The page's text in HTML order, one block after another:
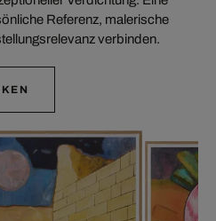
Referenz, malerische
verbinden.